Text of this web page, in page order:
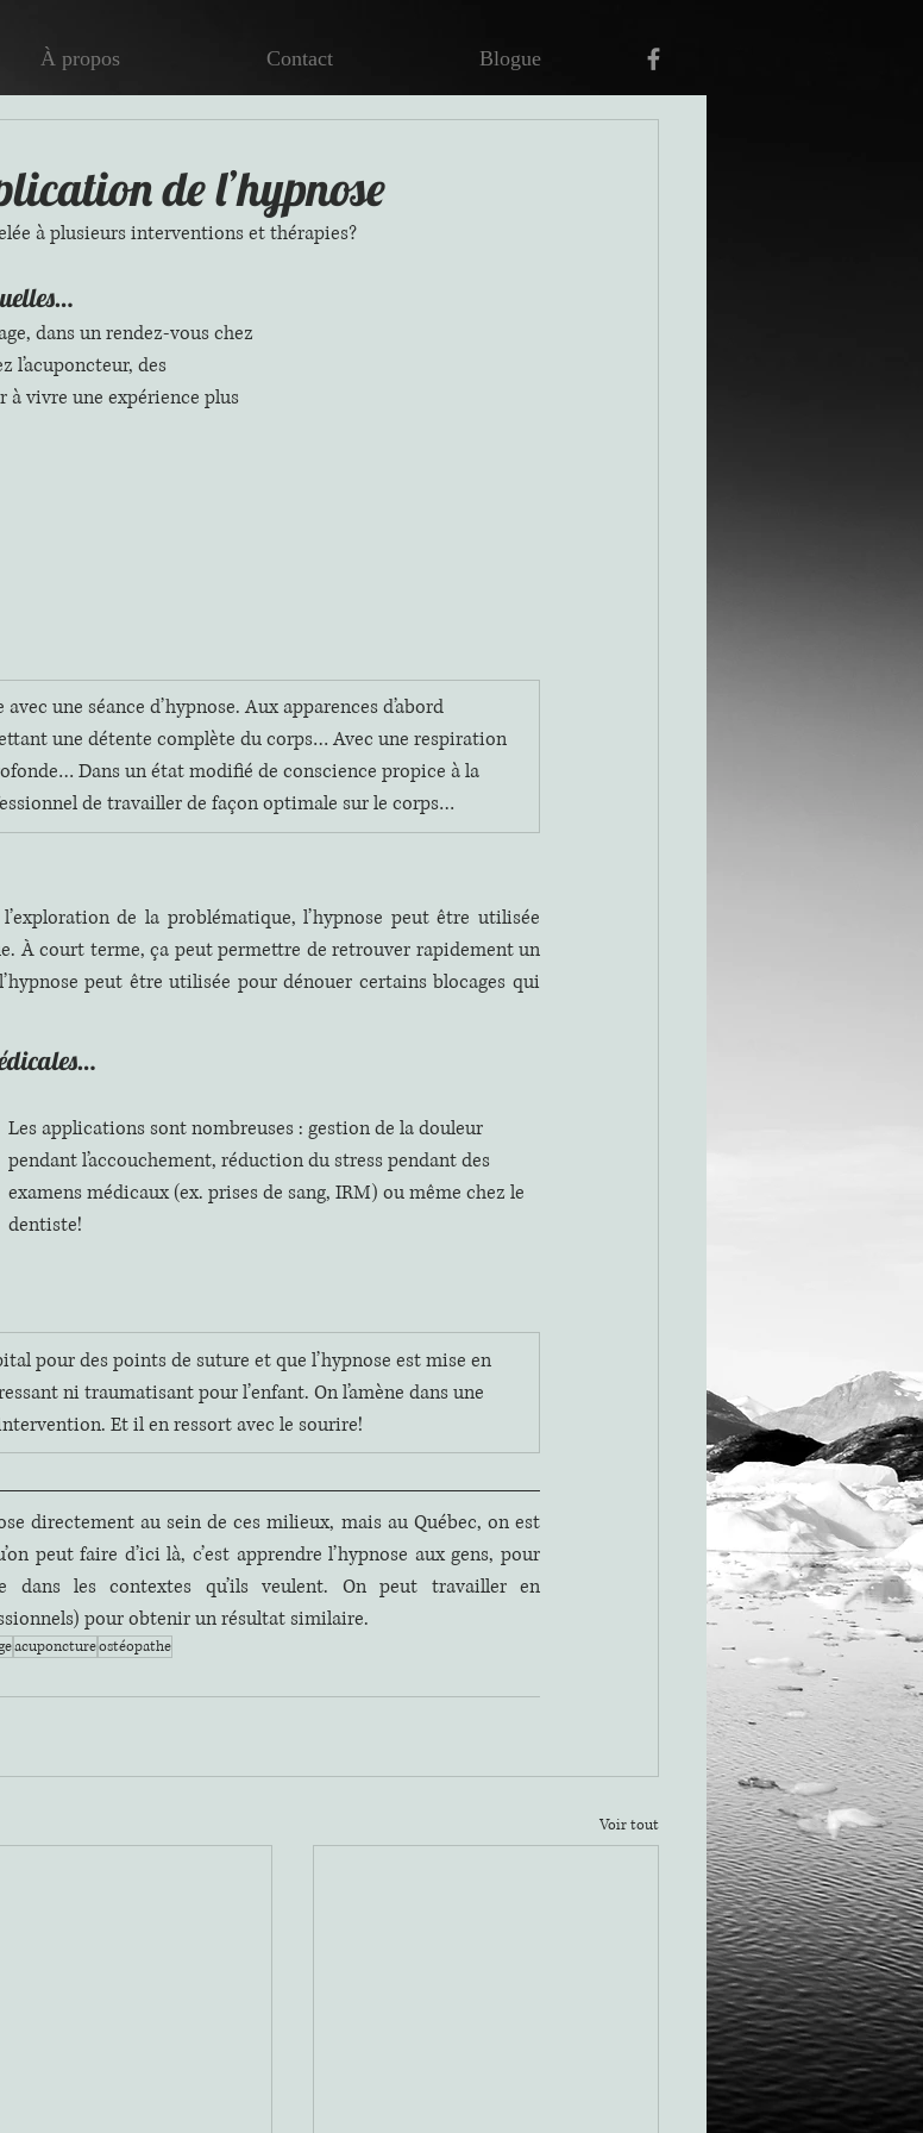
À propos Contact Blogue
de l’hypnose
à plusieurs interventions et thérapies?
dans un rendez-vous chez
l’acuponcteur, des
à vivre une expérience plus
une séance d’hypnose. Aux apparences d’abord
une détente complète du corps… Avec une respiration
Dans un état modifié de conscience propice à la
de travailler de façon optimale sur le corps…
de la problématique, l’hypnose peut être utilisée
À court terme, ça peut permettre de retrouver rapidement un
peut être utilisée pour dénouer certains blocages qui
Les applications sont nombreuses : gestion de la douleur
pendant l’accouchement, réduction du stress pendant des
examens médicaux (ex. prises de sang, IRM) ou même chez le
dentiste!
pour des points de suture et que l’hypnose est mise en
ni traumatisant pour l’enfant. On l’amène dans une
Et il en ressort avec le sourire!
directement au sein de ces milieux, mais au Québec, on est
peut faire d’ici là, c’est apprendre l’hypnose aux gens, pour
dans les contextes qu’ils veulent. On peut travailler en
pour obtenir un résultat similaire.
acuponctureostéopathe
Voir tout